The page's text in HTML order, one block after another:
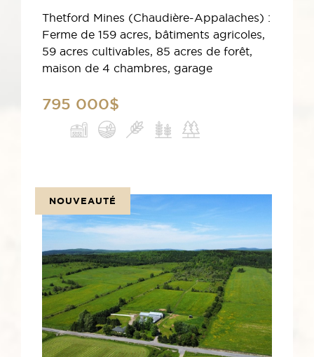
Thetford Mines (Chaudière-Appalaches) :
Ferme de 159 acres, bâtiments agricoles,
59 acres cultivables, 85 acres de forêt,
maison de 4 chambres, garage
795 000$
NOUVEAUTÉ